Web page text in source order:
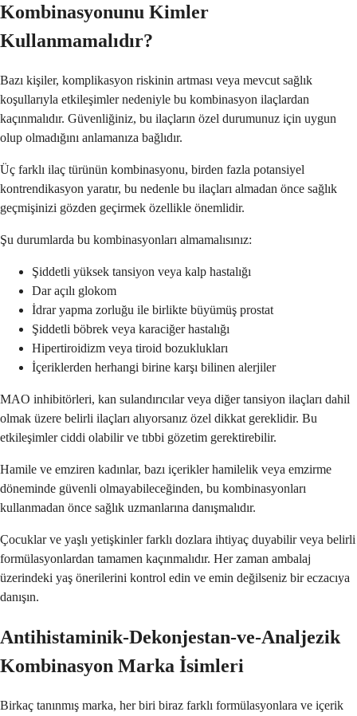
Kombinasyonunu Kimler
Kullanmamalıdır?
Bazı kişiler, komplikasyon riskinin artması veya mevcut sağlık
koşullarıyla etkileşimler nedeniyle bu kombinasyon ilaçlardan
kaçınmalıdır. Güvenliğiniz, bu ilaçların özel durumunuz için uygun
olup olmadığını anlamanıza bağlıdır.
Üç farklı ilaç türünün kombinasyonu, birden fazla potansiyel
kontrendikasyon yaratır, bu nedenle bu ilaçları almadan önce sağlık
geçmişinizi gözden geçirmek özellikle önemlidir.
Şu durumlarda bu kombinasyonları almamalısınız:
Şiddetli yüksek tansiyon veya kalp hastalığı
Dar açılı glokom
İdrar yapma zorluğu ile birlikte büyümüş prostat
Şiddetli böbrek veya karaciğer hastalığı
Hipertiroidizm veya tiroid bozuklukları
İçeriklerden herhangi birine karşı bilinen alerjiler
MAO inhibitörleri, kan sulandırıcılar veya diğer tansiyon ilaçları dahil
olmak üzere belirli ilaçları alıyorsanız özel dikkat gereklidir. Bu
etkileşimler ciddi olabilir ve tıbbi gözetim gerektirebilir.
Hamile ve emziren kadınlar, bazı içerikler hamilelik veya emzirme
döneminde güvenli olmayabileceğinden, bu kombinasyonları
kullanmadan önce sağlık uzmanlarına danışmalıdır.
Çocuklar ve yaşlı yetişkinler farklı dozlara ihtiyaç duyabilir veya belirli
formülasyonlardan tamamen kaçınmalıdır. Her zaman ambalaj
üzerindeki yaş önerilerini kontrol edin ve emin değilseniz bir eczacıya
danışın.
Antihistaminik-Dekonjestan-ve-Analjezik
Kombinasyon Marka İsimleri
Birkaç tanınmış marka, her biri biraz farklı formülasyonlara ve içerik